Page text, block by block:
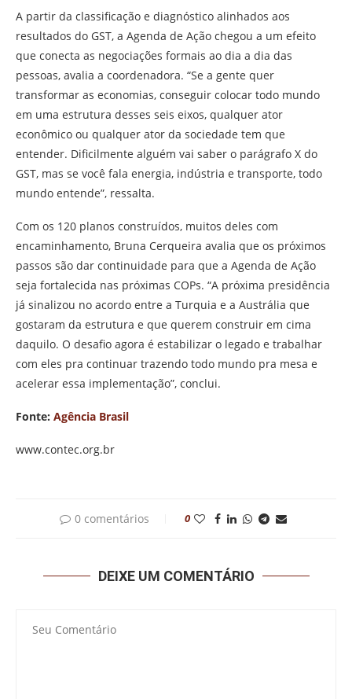
A partir da classificação e diagnóstico alinhados aos
resultados do GST, a Agenda de Ação chegou a um efeito
que conecta as negociações formais ao dia a dia das
pessoas, avalia a coordenadora. “Se a gente quer
transformar as economias, conseguir colocar todo mundo
em uma estrutura desses seis eixos, qualquer ator
econômico ou qualquer ator da sociedade tem que
entender. Dificilmente alguém vai saber o parágrafo X do
GST, mas se você fala energia, indústria e transporte, todo
mundo entende”, ressalta.
Com os 120 planos construídos, muitos deles com
encaminhamento, Bruna Cerqueira avalia que os próximos
passos são dar continuidade para que a Agenda de Ação
seja fortalecida nas próximas COPs. “A próxima presidência
já sinalizou no acordo entre a Turquia e a Austrália que
gostaram da estrutura e que querem construir em cima
daquilo. O desafio agora é estabilizar o legado e trabalhar
com eles pra continuar trazendo todo mundo pra mesa e
acelerar essa implementação”, conclui.
Fonte: Agência Brasil
www.contec.org.br
0 comentários 0
DEIXE UM COMENTÁRIO